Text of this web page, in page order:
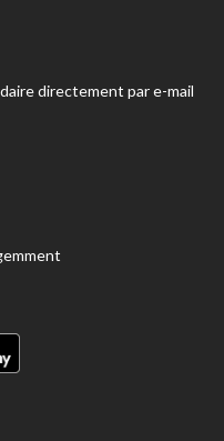
directement par e-mail